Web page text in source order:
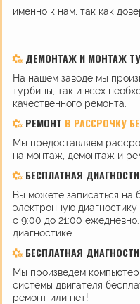
именно к нам, так как
ДЕМОНТАЖ И МОНТАЖ
На нашем заводе мы
турбины, так и всех
качественного ремонта.
РЕМОНТ В РАССРОЧКУ
Мы предоставляем
на монтаж, демонтаж и
БЕСПЛАТНАЯ
Вы можете записаться на
электронную
с 9:00 до 21:00
диагностике.
БЕСПЛАТНАЯ
Мы произведем
системы двигателя
ремонт или нет!